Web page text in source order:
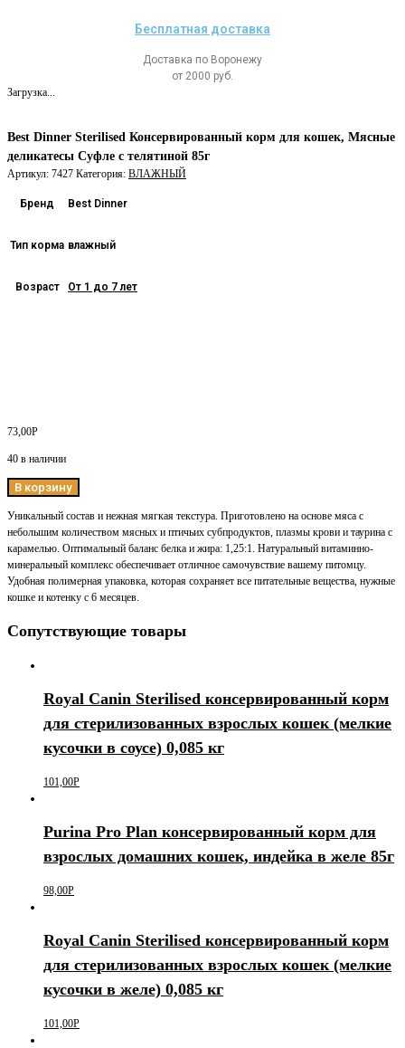
Бесплатная доставка
Доставка по Воронежу
от 2000 руб.
Загрузка...
Best Dinner Sterilised Консервированный корм для кошек, Мясные
деликатесы Суфле с телятиной 85г
Артикул: 7427 Категория: ВЛАЖНЫЙ
Бренд Best Dinner
Тип корма влажный
Возраст От 1 до 7 лет
73,00Р
40 в наличии
В корзину
Уникальный состав и нежная мягкая текстура. Приготовлено на основе мяса с
небольшим количеством мясных и птичьих субпродуктов, плазмы крови и таурина с
карамелью. Оптимальный баланс белка и жира: 1,25:1. Натуральный витаминно-
минеральный комплекс обеспечивает отличное самочувствие вашему питомцу.
Удобная полимерная упаковка, которая сохраняет все питательные вещества, нужные
кошке и котенку с 6 месяцев.
Сопутствующие товары
Royal Canin Sterilised консервированный корм
для стерилизованных взрослых кошек (мелкие
кусочки в соусе) 0,085 кг
101,00Р
Purina Pro Plan консервированный корм для
взрослых домашних кошек, индейка в желе 85г
98,00Р
Royal Canin Sterilised консервированный корм
для стерилизованных взрослых кошек (мелкие
кусочки в желе) 0,085 кг
101,00Р